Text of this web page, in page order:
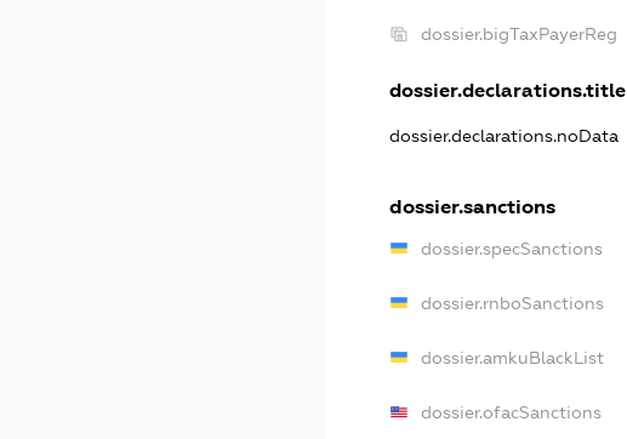
dossier.bigTaxPayerReg
dossier.declarations.title
dossier.declarations.noData
dossier.sanctions
dossier.specSanctions
dossier.rnboSanctions
dossier.amkuBlackList
dossier.ofacSanctions